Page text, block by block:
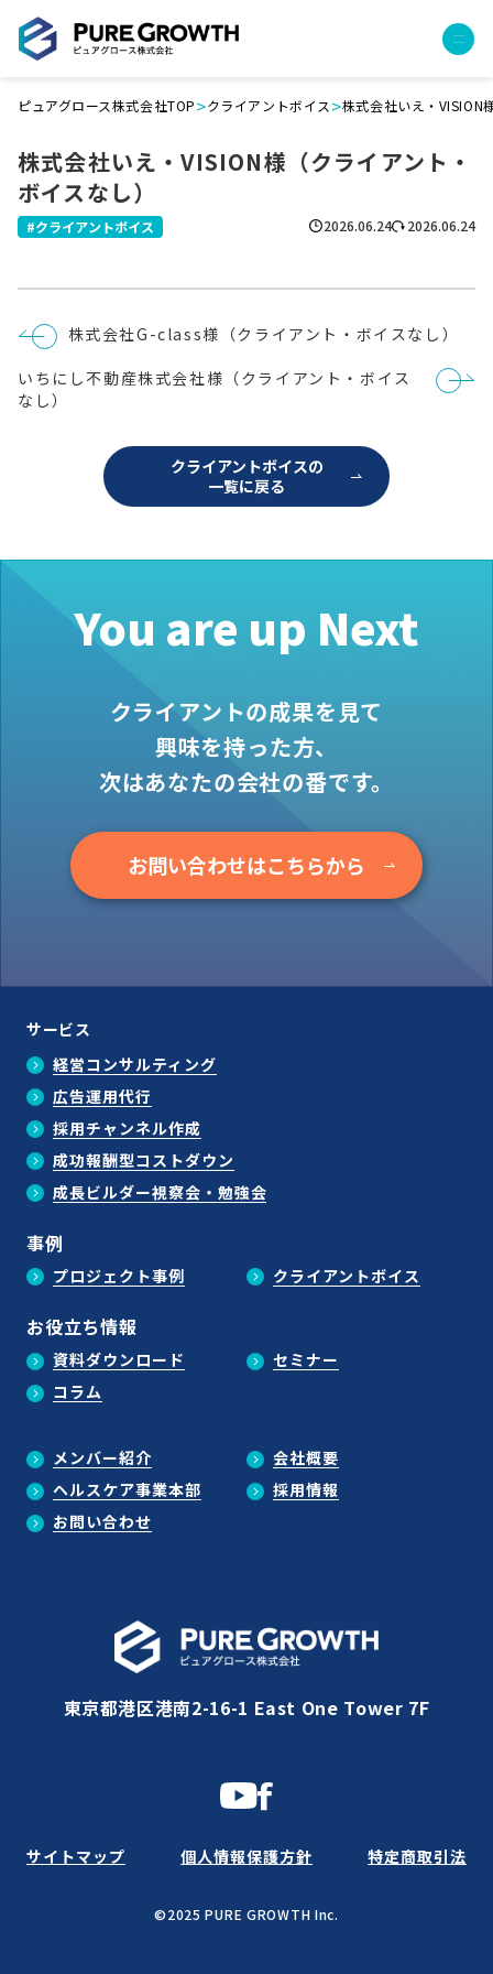
経営コンサルティング
PGハウス（住宅フランチャイズ）
広告運用代行
成功報酬型コストダウン
土地・顧客管理システム
事例
クライアントボイス
お役立ち情報
会社概要
お問い合わせ
資料ダウンロード
ピュアグロース株式会社TOP>クライアントボイス >株式会社いえ・VISION
株式会社いえ・VISION様（クライアント・
ボイスなし）
2026.06.24 2026.06.24
クライアントボイス
投
稿
ビ
ゲ
株式会社G-class様（クライアント・ボイスなし）
いちにし不動産株式会社様（クライアント・ボイス
なし）
クライアントボイスの
一覧に戻る
You are up Next
クライアントの成果を見て
興味を持った方、
次はあなたの会社の番です。
お問い合わせはこちらから
サービス
経営コンサルティング
広告運用代行
採用チャンネル作成
成功報酬型コストダウン
成長ビルダー視察会・勉強会
事例
プロジェクト事例 クライアントボイス
お役立ち情報
資料ダウンロード
セミナー
コラム
メンバー紹介
会社概要
ヘルスケア事業本部
採用情報
お問い合わせ
東京都港区港南2-16-1 East One Tower 7F
©2025 PURE GROWTH Inc.
サイトマップ 個人情報保護方針 特定商取引法